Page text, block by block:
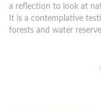
a reflection to look at
It is a contemplative
forests and water